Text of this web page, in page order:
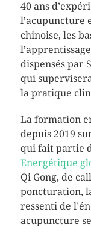
40 ans
l’acupuncture
chinoise, les
dispensés par
qui
la pratique
La formation
depuis 2019
qui fait partie
Energétique
Qi Gong, de
poncturation,
ressenti de
acupuncture